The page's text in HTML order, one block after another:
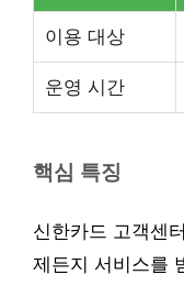
이용 대상
운영 시간
핵심 특징
신한카드 고객센
제든지 서비스를